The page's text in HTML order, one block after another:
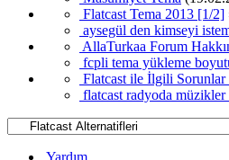
Flatcast Tema 2013 [1/2]
aysegül den kimseyi
AllaTurkaa Forum
fcpli tema yükleme
Flatcast ile İlgili Sorunlar
flatcast radyoda
Yardım